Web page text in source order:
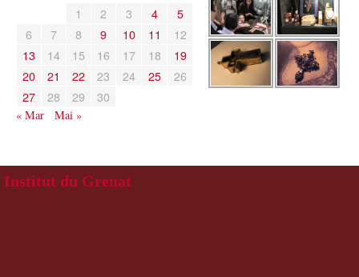
1 2 3 4
5
6
7 8 9 10 11
12
13
14 15 16 17 18
19
20
21 22 23 24 25
26
27
28 29 30
« Mar Mai »
Institut du Grenat